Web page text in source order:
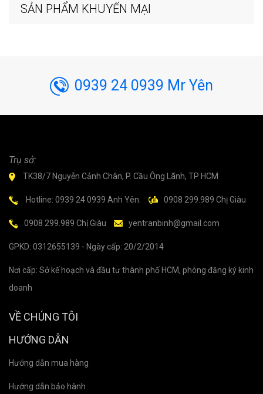
SẢN PHẨM KHUYẾN MẠI
0939 24 0939 Mr Yên
Trụ sở:
TK38/7 Nguyễn Cảnh Chân, P. Cầu Ông Lãnh, TP HCM
Hotline: 0939 24 0939 Anh Yên. 0908 299.989 Chị Giàu
0908 299.989 Chị Giàu yentranbinh@gmail.com
GPKD: 0312655139 - Ngày cấp: 20/2/2014
Nơi cấp: Sở kế hoạch và đầu tư thành phố HCM, phòng đăng ký kinh
doanh
VỀ CHÚNG TÔI
HƯỚNG DẪN
Hướng dẫn mua hàng
Hướng dẫn bảo hành